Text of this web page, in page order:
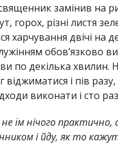
замінив на
горох, різні листя
харчування двічі на
обов’язково
по декілька хвилин.
віджиматися і пів
виконати і сто
їм нічого практично,
і йду, як то